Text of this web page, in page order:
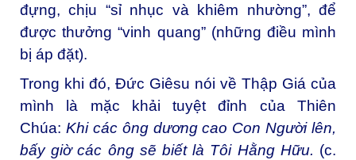
đựng, chịu “sỉ nhục và khiêm nhường”, để
được thưởng “vinh quang” (những điều mình
bị áp đặt).
Trong khi đó, Đức Giêsu nói về Thập Giá của
mình là mặc khải tuyệt đỉnh của Thiên
Chúa: Khi các ông dương cao Con Người lên,
bấy giờ các ông sẽ biết là Tôi Hằng Hữu. (c.